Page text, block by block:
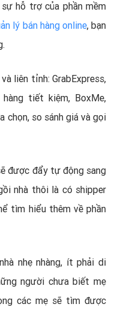
hỗ trợ của phần mềm
lý bán hàng online, bạn
liên tỉnh: GrabExpress,
hàng tiết kiệm, BoxMe,
so sánh giá và gọi
được đẩy tự động sang
nhà thôi là có shipper
tìm hiểu thêm về phần
nhẹ nhàng, ít phải di
người chưa biết mẹ
các mẹ sẽ tìm được